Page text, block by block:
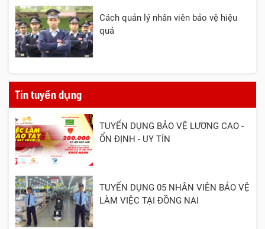
Cách quản lý nhân viên bảo vệ hiệu
quả
Tin tuyển dụng
TUYỂN DỤNG BẢO VỆ LƯƠNG CAO -
ỔN ĐỊNH - UY TÍN
TUYỂN DỤNG 05 NHÂN VIÊN BẢO VỆ
LÀM VIỆC TẠI ĐỒNG NAI